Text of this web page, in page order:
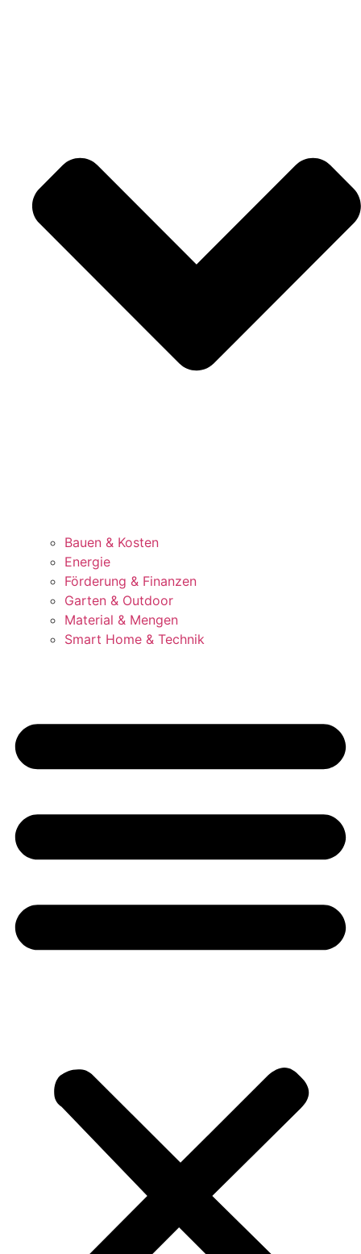
Bauen & Kosten
Energie
Förderung & Finanzen
Garten & Outdoor
Material & Mengen
Smart Home & Technik